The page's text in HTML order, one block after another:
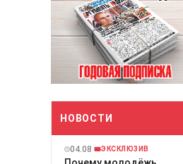
НОВОСТИ
04.08 ЭКСКЛЮЗИВ